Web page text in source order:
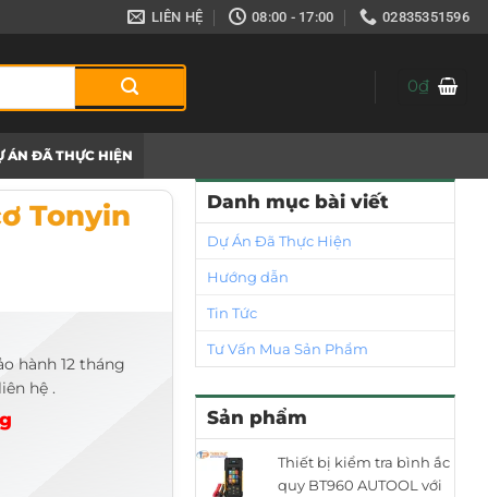
LIÊN HỆ 08:00 - 17:00 02835351596
0₫
ÁN ĐÃ THỰC HIỆN
Danh mục bài viết
Dự Án Đã Thực Hiện
Hướng dẫn
Tin Tức
Tư Vấn Mua Sản Phẩm
Sản phẩm
Thiết bị kiểm tra bình ắc
quy BT960 AUTOOL với
Tonyin
hành 12 tháng
hệ .